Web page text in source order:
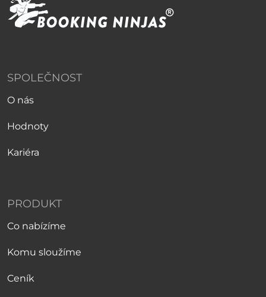
SPOLEČNOST
O nás
Hodnoty
Kariéra
PRODUKT
Co nabízíme
Komu sloužíme
Ceník